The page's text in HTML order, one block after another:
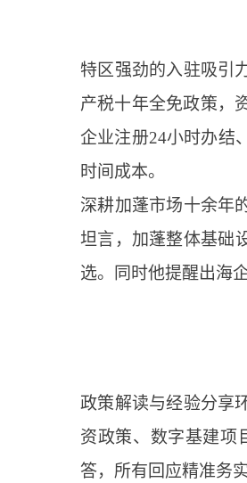
特区强劲的入驻吸引
产税十年全免政策，
企业注册24小时办结
时间成本。
深耕加蓬市场十余年
坦言，加蓬整体基础
选。同时他提醒出海
政策解读与经验分享
资政策、数字基建项
答，所有回应精准务